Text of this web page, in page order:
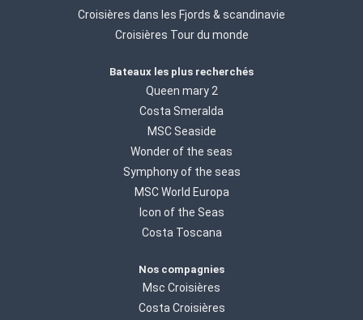
Croisières dans les Fjords & scandinavie
Croisières Tour du monde
Bateaux les plus recherchés
Queen mary 2
Costa Smeralda
MSC Seaside
Wonder of the seas
Symphony of the seas
MSC World Europa
Icon of the Seas
Costa Toscana
Nos compagnies
Msc Croisières
Costa Croisières